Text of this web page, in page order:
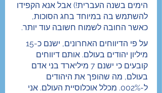
הימים בשנה העברית!) אבל אנא הקפידו
להשתמש בה במיוחד בחג הסוכות,
כאשר החובה לשמוח חשובה עוד יותר.
מיליון יהודים בעולם. אותם דיווחים
קובעים כי ישנם 7 מיליארד בני אדם
בעולם, מה שהופך את היהודים
ל-002%. מכלל אוכלוסיית העולם. אני